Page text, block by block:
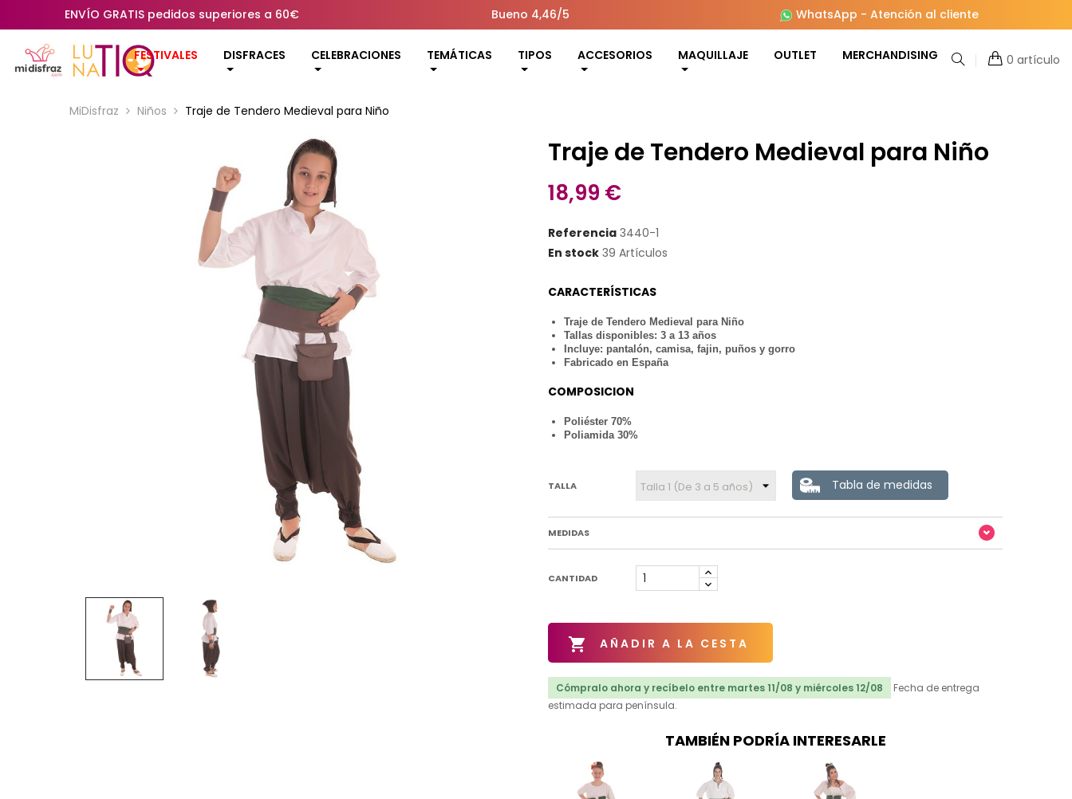
ENVÍO GRATIS pedidos superiores a 60€ Bueno 4,46/5 WhatsApp - Atención al cliente
FESTIVALES DISFRACES CELEBRACIONES TEMÁTICAS TIPOS ACCESORIOS MAQUILLAJE OUTLET MERCHANDISING 0 artículo
MiDisfraz Niños Traje de Tendero Medieval para Niño
Traje de Tendero Medieval para Niño
18,99 €
Referencia 3440-1
En stock 39 Artículos
CARACTERÍSTICAS
Traje de Tendero Medieval para Niño
Tallas disponibles: 3 a 13 años
Incluye: pantalón, camisa, fajin, puños y gorro
Fabricado en España
COMPOSICION
Poliéster 70%
Poliamida 30%
TALLA Tabla de medidas
MEDIDAS
CANTIDAD
 AÑADIR A LA CESTA
Cómpralo ahora y recíbelo entre martes 11/08 y miércoles 12/08
Fecha de entrega
estimada para península.
TAMBIÉN PODRÍA INTERESARLE